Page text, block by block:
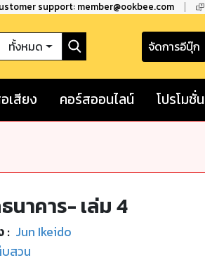
support: member@ookbee.com
ทั้งหมด จัดการอีบุ๊ก
เสียง คอร์สออนไลน์ โปรโมชั่น
นาคาร- เล่ม 4
: Jun Ikeido
สวน